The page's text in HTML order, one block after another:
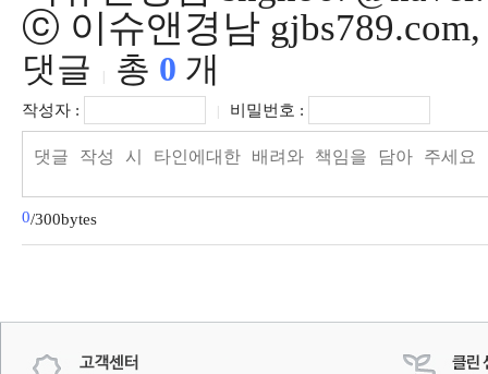
ⓒ 이슈앤경남
댓글 총 0 개
작성자 : 비밀번호 :
0/300bytes